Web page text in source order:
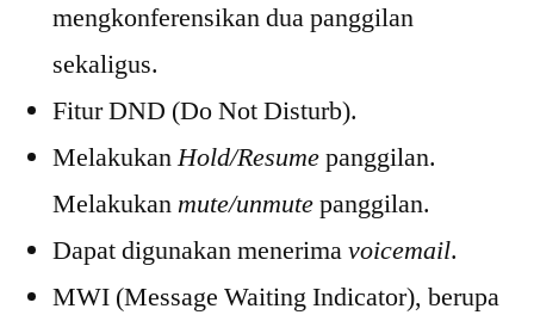
mengkonferensikan dua panggilan
sekaligus.
Fitur DND (Do Not Disturb).
MelakukanHold/Resumepanggilan.
Melakukanmute/unmutepanggilan.
Dapat digunakan menerimavoicemail.
MWI (Message Waiting Indicator), berupa